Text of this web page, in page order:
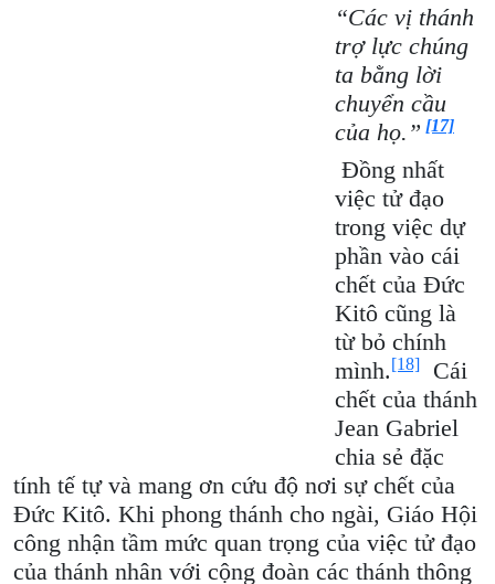
“Các vị thánh
trợ lực chúng
ta bằng lời
chuyển cầu
của họ.” [17]
Đồng nhất
việc tử đạo
trong việc dự
phần vào cái
chết của Đức
Kitô cũng là
từ bỏ chính
mình.[18]
Cái
chết của thánh
Jean Gabriel
chia sẻ đặc
tính tế tự và mang ơn cứu độ nơi sự chết của
Đức Kitô. Khi phong thánh cho ngài, Giáo Hội
công nhận tầm mức quan trọng của việc tử đạo
của thánh nhân với cộng đoàn các thánh thông